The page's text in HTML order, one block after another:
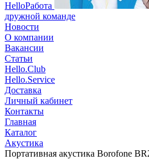
HelloРабота
дружной команде
Новости
О компании
Вакансии
Статьи
Hello.Club
Hello.Service
Доставка
Личный кабинет
Контакты
Главная
Каталог
Акустика
Портативная акустика Borofone